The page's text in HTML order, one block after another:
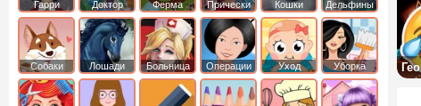
Гарри
Поттер
Доктор
Плюшева
Ферма Прически Кошки Дельфины
Собаки Лошади Больница Операции Уход Уборка